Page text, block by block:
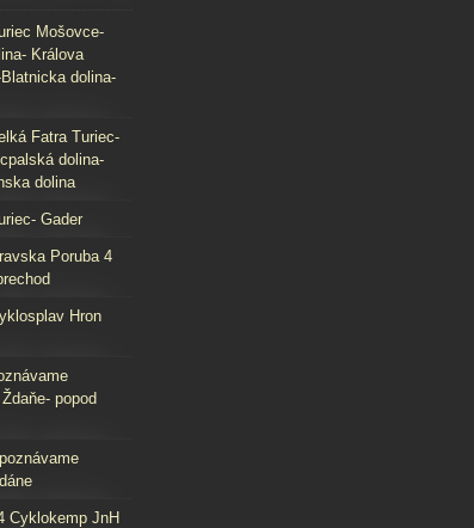
Mošovce-
Králova
dolina-
Fatra Turiec-
dolina-
dolina
Gader
Poruba 4
Hron
popod
Cyklokemp JnH